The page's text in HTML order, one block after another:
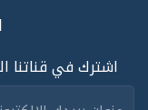
اشترك في قناتنا